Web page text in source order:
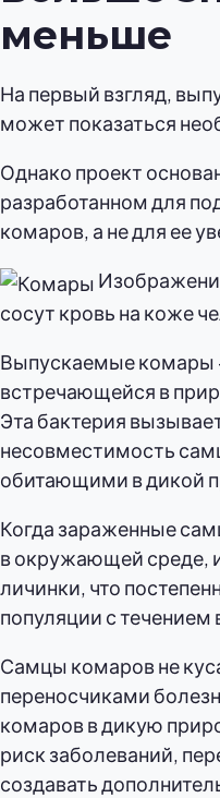
меньше
На первый взгляд,
может показаться
Однако проект
разработанном для
комаров, а не для ее
сосут кровь на коже
Выпускаемые комары
встречающейся в
Эта бактерия
несовместимость
обитающими в дикой
Когда зараженные
в окружающей среде,
личинки, что
популяции с течением
Самцы комаров не
переносчиками
комаров в дикую
риск заболеваний,
создавать